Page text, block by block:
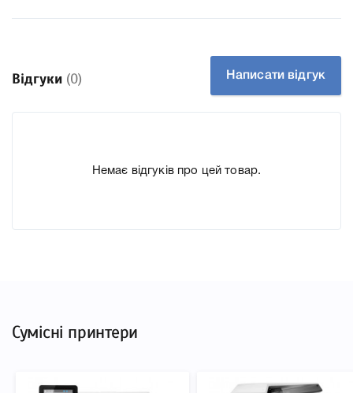
характеристики, список друкувальної техніки, до якого
Вам легко підтвердити правильність вибору.
Відгуки (0) Написати відгук
Немає відгуків про цей товар.
Сумісні принтери